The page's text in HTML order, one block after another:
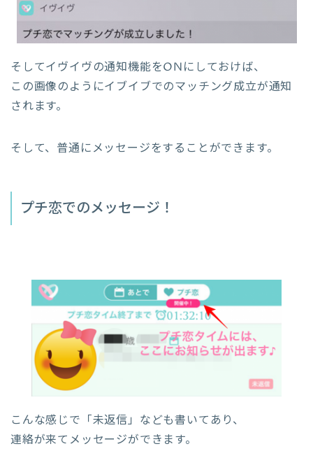
そしてイヴイヴの通知機能をONにしておけば、
この画像のようにイブイブでのマッチング成立が通知
されます。
そして、普通にメッセージをすることができます。
プチ恋でのメッセージ！
こんな感じで「未返信」なども書いてあり、
連絡が来てメッセージができます。